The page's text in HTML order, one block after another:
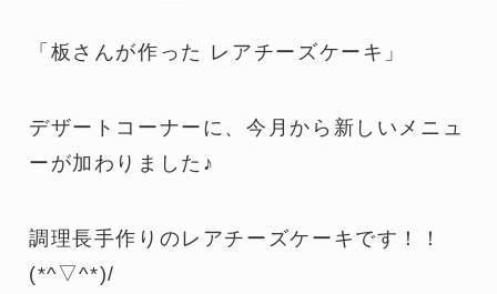
「板さんが作った レアチーズケーキ」
デザートコーナーに、今月から新しいメニュ
ーが加わりました♪
調理長手作りのレアチーズケーキです！！
(*^▽^*)/